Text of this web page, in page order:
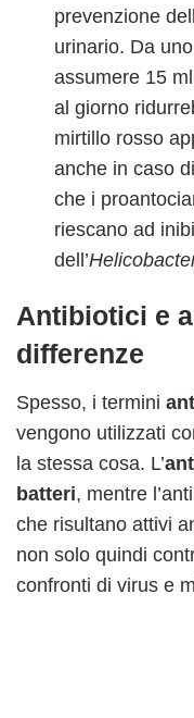
prevenzione
urinario. Da
assumere 15
al giorno
mirtillo rosso
anche in caso
che i
riescano ad
dell’
Antibiotici e
differenze
Spesso, i termini
vengono utilizzati
la stessa cosa. L’
batteri, mentre
che risultano attivi
non solo quindi
confronti di virus e